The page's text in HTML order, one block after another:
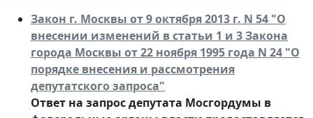
Закон г. Москвы от 9 октября 2013 г. N 54 "О
внесении изменений в статьи 1 и 3 Закона
города Москвы от 22 ноября 1995 года N 24 "О
порядке внесения и рассмотрения
депутатского запроса"
Ответ на запрос депутата Мосгордумы в